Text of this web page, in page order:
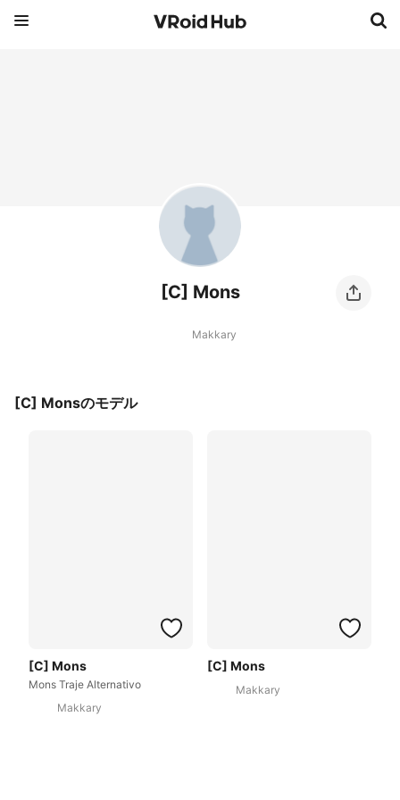
[C] Mons
Makkary
[C] Monsのモデル
[C] Mons
Mons Traje Alternativo
Makkary
[C] Mons
Makkary